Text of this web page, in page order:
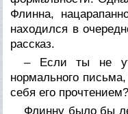
Флинна,
находился в
рассказ.
– Если ты не
нормального
себя его
Флинну было бы